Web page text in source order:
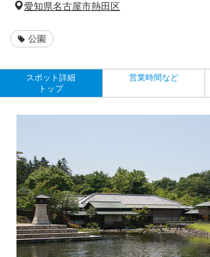
愛知県名古屋市熱田区
公園
スポット詳細
トップ
営業時間など